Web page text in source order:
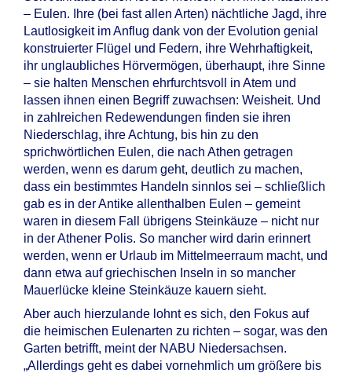
– Eulen. Ihre (bei fast allen Arten) nächtliche Jagd, ihre
Lautlosigkeit im Anflug dank von der Evolution genial
konstruierter Flügel und Federn, ihre Wehrhaftigkeit,
ihr unglaubliches Hörvermögen, überhaupt, ihre Sinne
– sie halten Menschen ehrfurchtsvoll in Atem und
lassen ihnen einen Begriff zuwachsen: Weisheit. Und
in zahlreichen Redewendungen finden sie ihren
Niederschlag, ihre Achtung, bis hin zu den
sprichwörtlichen Eulen, die nach Athen getragen
werden, wenn es darum geht, deutlich zu machen,
dass ein bestimmtes Handeln sinnlos sei – schließlich
gab es in der Antike allenthalben Eulen – gemeint
waren in diesem Fall übrigens Steinkäuze – nicht nur
in der Athener Polis. So mancher wird darin erinnert
werden, wenn er Urlaub im Mittelmeerraum macht, und
dann etwa auf griechischen Inseln in so mancher
Mauerlücke kleine Steinkäuze kauern sieht.
Aber auch hierzulande lohnt es sich, den Fokus auf
die heimischen Eulenarten zu richten – sogar, was den
Garten betrifft, meint der NABU Niedersachsen.
„Allerdings geht es dabei vornehmlich um größere bis